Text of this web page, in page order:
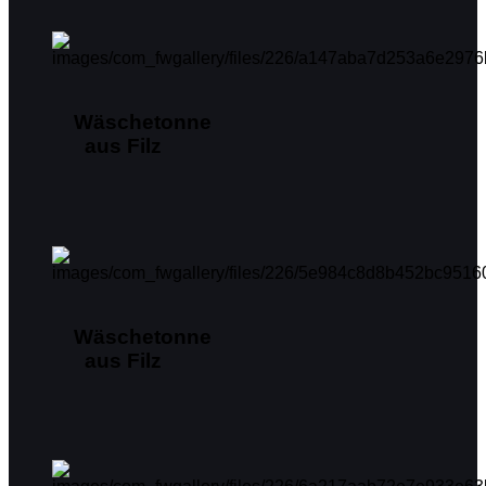
Wäschetonne
aus Filz
Wäschetonne
aus Filz